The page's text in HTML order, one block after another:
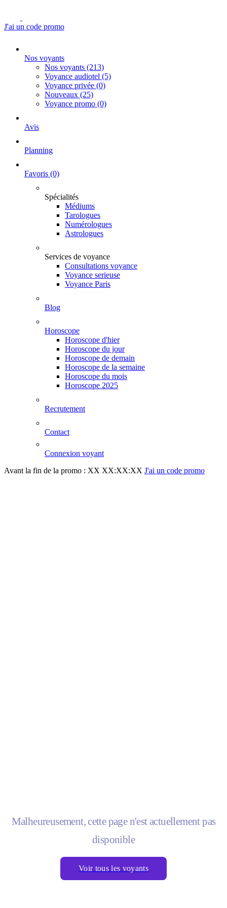
J'ai un code promo
Nos voyants
Nos voyants (213)
Voyance audiotel (5)
Voyance privée (0)
Nouveaux (25)
Voyance promo (0)
Avis
Planning
Favoris (0)
Spécialités
Médiums
Tarologues
Numérologues
Astrologues
Services de voyance
Consultations voyance
Voyance serieuse
Voyance Paris
Blog
Horoscope
Horoscope d'hier
Horoscope du jour
Horoscope de demain
Horoscope de la semaine
Horoscope du mois
Horoscope 2025
Recrutement
Contact
Connexion voyant
Avant la fin de la promo : XX XX:XX:XX J'ai un code promo
Malheureusement, cette page n'est actuellement pas
disponible
Voir tous les voyants